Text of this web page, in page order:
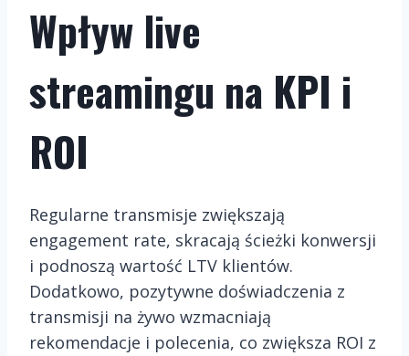
Wpływ live
streamingu na KPI i
ROI
Regularne transmisje zwiększają
engagement rate, skracają ścieżki konwersji
i podnoszą wartość LTV klientów.
Dodatkowo, pozytywne doświadczenia z
transmisji na żywo wzmacniają
rekomendacje i polecenia, co zwiększa ROI z